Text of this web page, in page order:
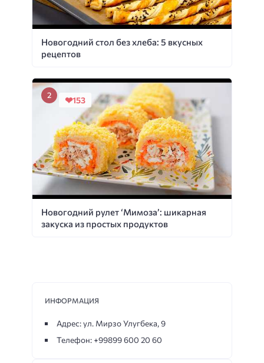
Новогодний стол без хлеба: 5 вкусных
рецептов
Новогодний рулет ‘Мимоза’: шикарная
закуска из простых продуктов
153
ИНФОРМАЦИЯ
Адрес: ул. Мирзо Улугбека, 9
Телефон: +99899 600 20 60